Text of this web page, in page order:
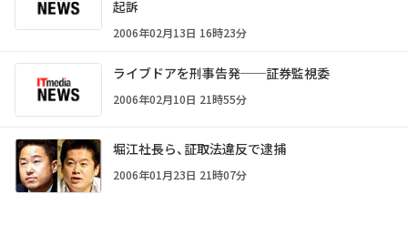
起訴
2006年02月13日 16時23分
ライブドアを刑事告発──証券監視委
2006年02月10日 21時55分
堀江社長ら、証取法違反で逮捕
2006年01月23日 21時07分